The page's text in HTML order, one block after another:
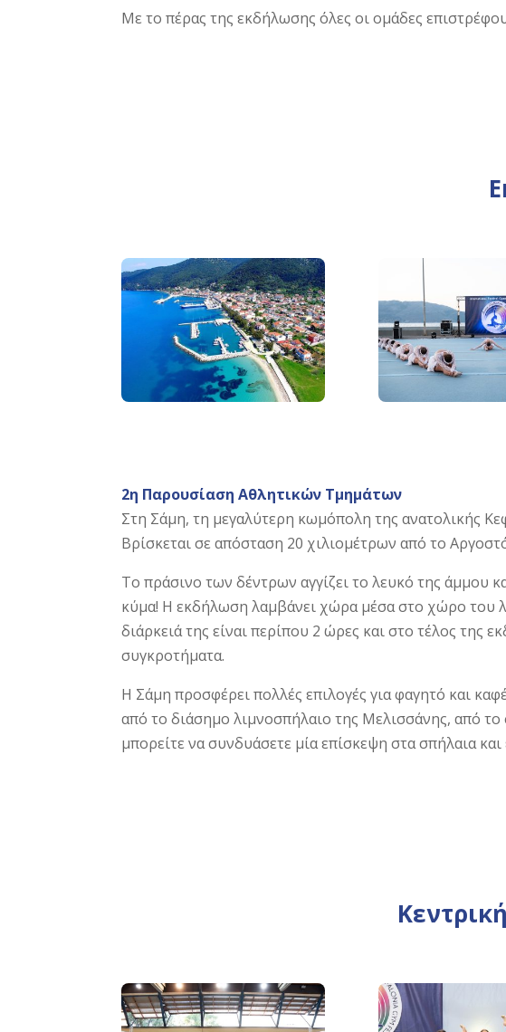
Με το πέρας της εκδήλωσης όλες οι ομάδες
2η Παρουσίαση Αθλητικών Τμημάτων
Στη Σάμη, τη μεγαλύτερη κωμόπολη της ανατολικής
Βρίσκεται σε απόσταση 20 χιλιομέτρων από το
Το πράσινο των δέντρων αγγίζει το λευκό της άμμου
κύμα! Η εκδήλωση λαμβάνει χώρα μέσα στο χώρο του
διάρκειά της είναι περίπου 2 ώρες και στο τέλος της
συγκροτήματα.
Η Σάμη προσφέρει πολλές επιλογές για φαγητό και
από το διάσημο λιμνοσπήλαιο της Μελισσάνης, από
μπορείτε να συνδυάσετε μία επίσκεψη στα σπήλαια